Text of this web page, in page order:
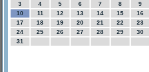
3
4 5 6 7 8
9
10
11 12 13 14 15
16
17
18 19 20 21 22
23
24
25 26 27 28 29
30
31